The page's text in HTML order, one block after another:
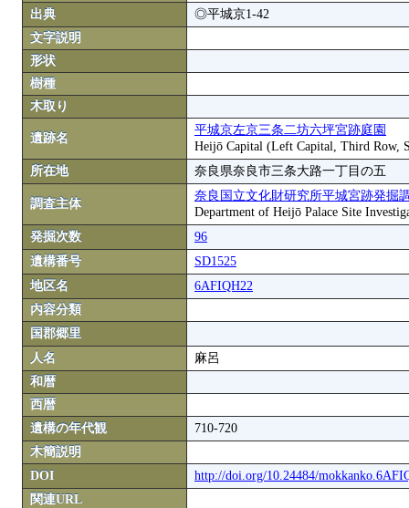
出典
◎平城京1-42
文字説明
形状
樹種
木取り
遺跡名
平城京左京三条二坊六坪宮跡庭園
Heijō Capital (Left Capital, Third Row,
所在地
奈良県奈良市三条大路一丁目の五
調査主体
奈良国立文化財研究所平城宮跡発掘
Department of Heijō Palace Site
発掘次数
96
遺構番号
SD1525
地区名
6AFIQH22
内容分類
国郡郷里
人名
麻呂
和暦
西暦
遺構の年代観
710-720
木簡説明
DOI
http://doi.org/10.24484/
関連URL